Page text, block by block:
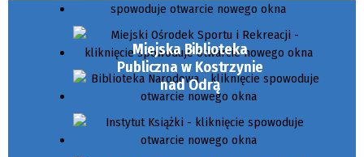
Miejska Biblioteka
Publiczna w Kostrzynie
nad Odrą